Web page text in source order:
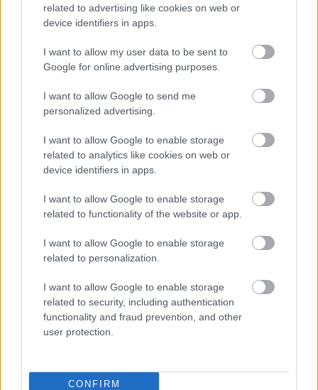
related to advertising like cookies on web or
device identifiers in apps.
I want to allow my user data to be sent to
Google for online advertising purposes.
I want to allow Google to send me
personalized advertising.
I want to allow Google to enable storage
related to analytics like cookies on web or
device identifiers in apps.
I want to allow Google to enable storage
related to functionality of the website or app.
I want to allow Google to enable storage
related to personalization.
I want to allow Google to enable storage
related to security, including authentication
functionality and fraud prevention, and other
user protection.
CONFIRM
Re: Takto sa rieši málo úložného miesta. V tomto byte
My napríklad labky utierame hneď pri dverách a doma pred dvere
používame tyčový ETA Terier…
Re: Takto sa rieši málo úložného miesta. V tomto byte
stačil jeden prvok | Môjdom.sk
Re: Toto je najväčší mýtus pri ošetrení dreva a môže vás
vyjsť draho. Ako ho ochrániť pred hnitím a škodcami?